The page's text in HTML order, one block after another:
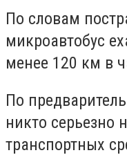
По словам
микроавтобус
менее 120 км в
По
никто серьезно
транспортных